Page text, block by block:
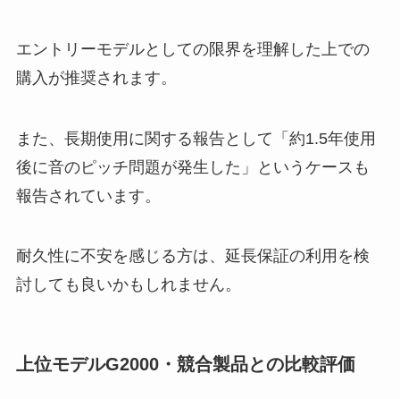
エントリーモデルとしての限界を理解した上での
購入が推奨されます。
また、長期使用に関する報告として「約1.5年使用
後に音のピッチ問題が発生した」というケースも
報告されています。
耐久性に不安を感じる方は、延長保証の利用を検
討しても良いかもしれません。
上位モデルG2000・競合製品との比較評価